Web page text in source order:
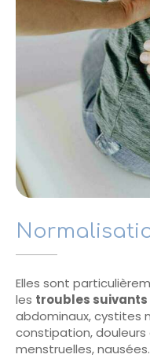
Elles sont
les troubles suivants
abdominaux, cystites
constipation, douleurs
menstruelles,